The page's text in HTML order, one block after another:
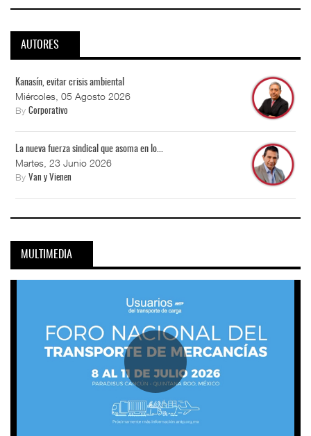
AUTORES
Kanasín, evitar crisis ambiental
Miércoles, 05 Agosto 2026
By Corporativo
La nueva fuerza sindical que asoma en lo...
Martes, 23 Junio 2026
By Van y Vienen
MULTIMEDIA